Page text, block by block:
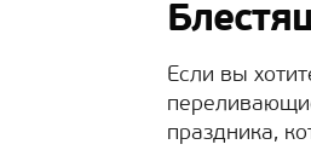
Если вы
праздника,